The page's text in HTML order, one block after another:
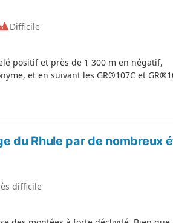
Difficile
positif et près de 1 300 m en négatif,
et en suivant les GR®107C et
du Rhule par de nombreux
difficile